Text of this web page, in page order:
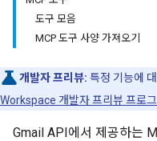
도구 모음
MCP 도구 사양 가져오기
개발자 프리뷰: 특정 기능에
Workspace 개발자 프리뷰 프로
Gmail API에서 제공하는